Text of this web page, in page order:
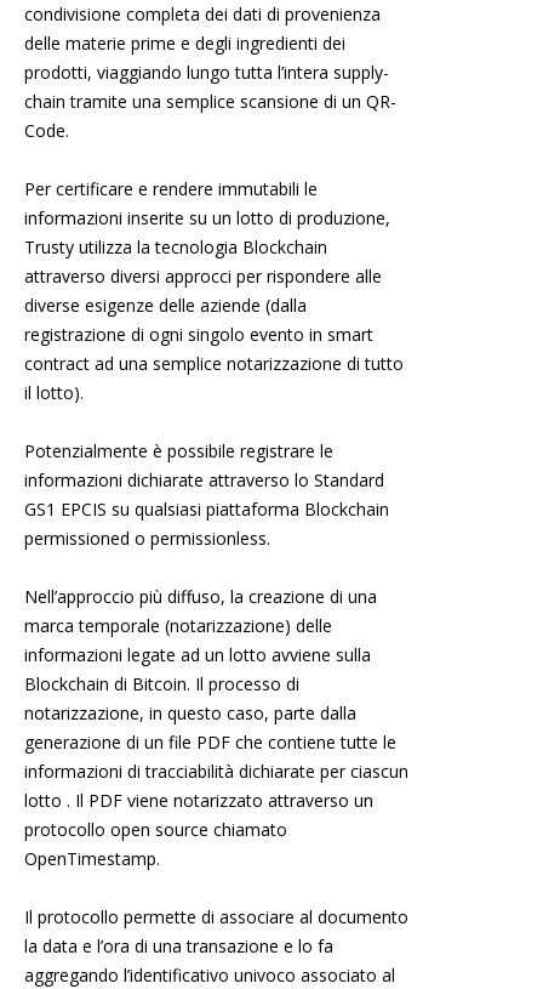
condivisione completa dei dati di provenienza
delle materie prime e degli ingredienti dei
prodotti, viaggiando lungo tutta l’intera supply-
chain tramite una semplice scansione di un QR-
Code.
Per certificare e rendere immutabili le
informazioni inserite su un lotto di produzione,
Trusty utilizza la tecnologia Blockchain
attraverso diversi approcci per rispondere alle
diverse esigenze delle aziende (dalla
registrazione di ogni singolo evento in smart
contract ad una semplice notarizzazione di tutto
il lotto).
Potenzialmente è possibile registrare le
informazioni dichiarate attraverso lo Standard
GS1 EPCIS su qualsiasi piattaforma Blockchain
permissioned o permissionless.
Nell’approccio più diffuso, la creazione di una
marca temporale (notarizzazione) delle
informazioni legate ad un lotto avviene sulla
Blockchain di Bitcoin. Il processo di
notarizzazione, in questo caso, parte dalla
generazione di un file PDF che contiene tutte le
informazioni di tracciabilità dichiarate per ciascun
lotto . Il PDF viene notarizzato attraverso un
protocollo open source chiamato
OpenTimestamp.
Il protocollo permette di associare al documento
la data e l’ora di una transazione e lo fa
aggregando l’identificativo univoco associato al